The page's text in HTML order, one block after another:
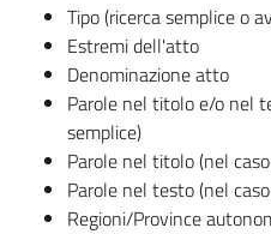
Tipo (ricerca semplice o
Estremi dell'atto
Denominazione atto
Parole nel titolo e/o nel
semplice)
Parole nel titolo (nel
Parole nel testo (nel
Regioni/Province